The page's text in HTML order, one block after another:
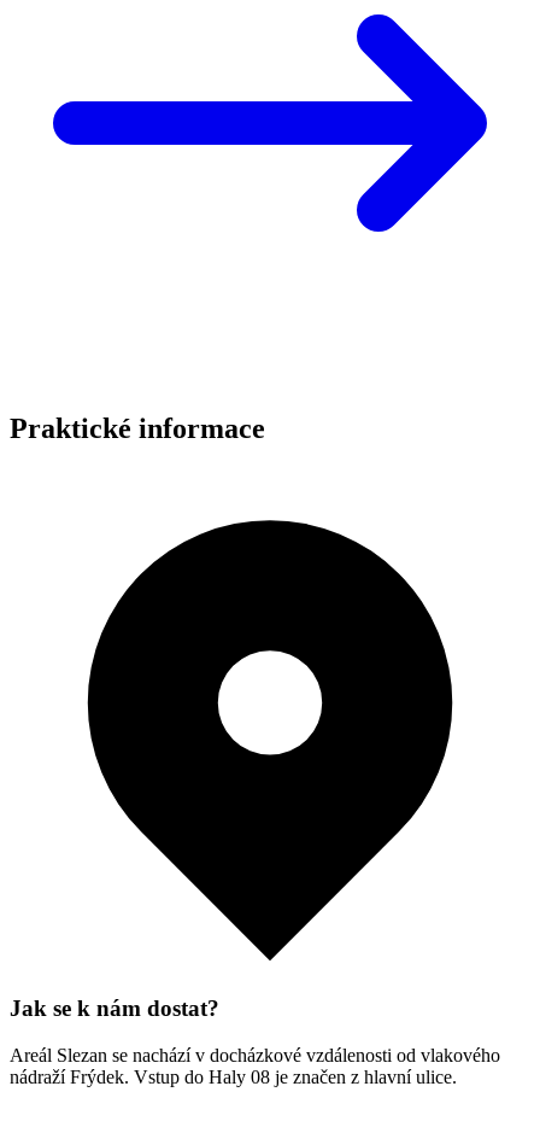
Praktické informace
Jak se k nám dostat?
Areál Slezan se nachází v docházkové vzdálenosti od vlakového
nádraží Frýdek. Vstup do Haly 08 je značen z hlavní ulice.